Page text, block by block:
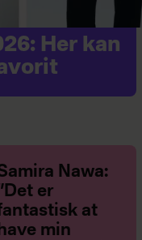
Her kan
Nawa:
er
at
have min